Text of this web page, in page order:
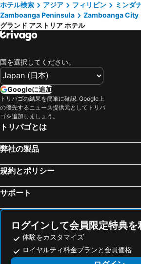
ホテル検索
アジア フィリピン
ミンダ
Zamboanga Peninsula
Zamboanga City
グランド アストリア ホテル
国を選択してください。
Googleに追加
トリバゴの結果を簡単に確認: Google上
の優先するニュース提供元としてトリバ
ゴを追加しましょう。
トリバゴとは
弊社の製品
規約とポリシー
サポート
ログインして会員限定特典を
体験をカスタマイズ
ロイヤルティ料金プランと会員価格